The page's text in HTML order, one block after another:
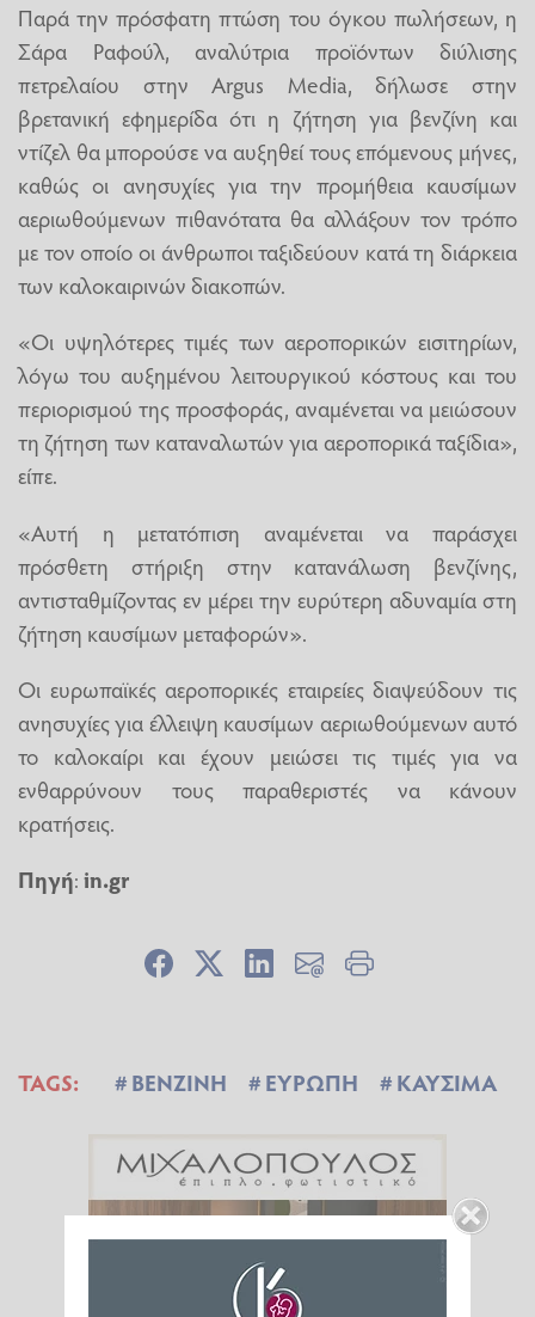
Παρά την πρόσφατη πτώση του όγκου πωλήσεων, η
Σάρα Ραφούλ, αναλύτρια προϊόντων διύλισης
πετρελαίου στην Argus Media, δήλωσε στην
βρετανική εφημερίδα ότι η ζήτηση για βενζίνη και
ντίζελ θα μπορούσε να αυξηθεί τους επόμενους μήνες,
καθώς οι ανησυχίες για την προμήθεια καυσίμων
αεριωθούμενων πιθανότατα θα αλλάξουν τον τρόπο
με τον οποίο οι άνθρωποι ταξιδεύουν κατά τη διάρκεια
των καλοκαιρινών διακοπών.
«Οι υψηλότερες τιμές των αεροπορικών εισιτηρίων,
λόγω του αυξημένου λειτουργικού κόστους και του
περιορισμού της προσφοράς, αναμένεται να μειώσουν
τη ζήτηση των καταναλωτών για αεροπορικά ταξίδια»,
είπε.
«Αυτή η μετατόπιση αναμένεται να παράσχει
πρόσθετη στήριξη στην κατανάλωση βενζίνης,
αντισταθμίζοντας εν μέρει την ευρύτερη αδυναμία στη
ζήτηση καυσίμων μεταφορών».
Οι ευρωπαϊκές αεροπορικές εταιρείες διαψεύδουν τις
ανησυχίες για έλλειψη καυσίμων αεριωθούμενων αυτό
το καλοκαίρι και έχουν μειώσει τις τιμές για να
ενθαρρύνουν τους παραθεριστές να κάνουν
κρατήσεις.
Πηγή:in.gr
TAGS: ΒΕΝΖΙΝΗ ΕΥΡΩΠΗ ΚΑΥΣΙΜΑ